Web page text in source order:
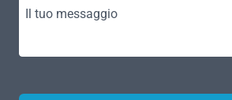
Il tuo messaggio